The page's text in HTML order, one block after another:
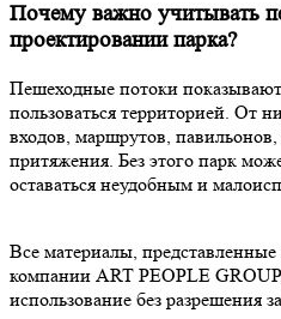
Почему важно учитывать
проектировании парка?
Пешеходные потоки
пользоваться территорией. От
входов, маршрутов,
притяжения. Без этого парк
оставаться неудобным и
Все материалы,
компании ART PEOPLE
использование без разрешения